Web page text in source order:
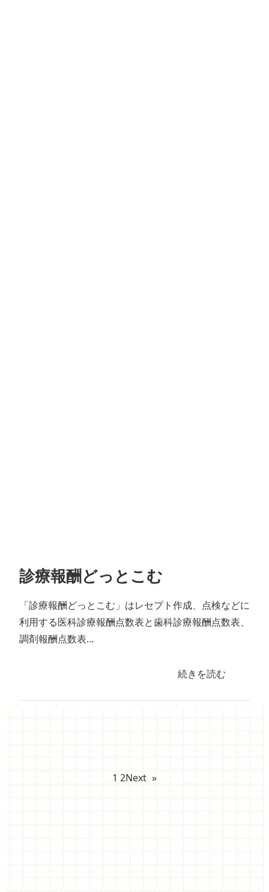
診療報酬どっとこむ
「診療報酬どっとこむ」はレセプト作成、点検などに
利用する医科診療報酬点数表と歯科診療報酬点数表、
調剤報酬点数表…
続きを読む
1 2Next »